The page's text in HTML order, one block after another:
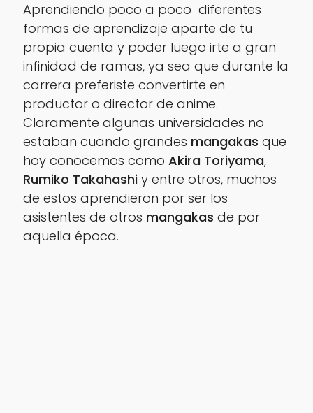
Aprendiendo poco a poco diferentes
formas de aprendizaje aparte de tu
propia cuenta y poder luego irte a gran
infinidad de ramas, ya sea que durante la
carrera preferiste convertirte en
productor o director de anime.
Claramente algunas universidades no
estaban cuando grandes mangakas que
hoy conocemos como Akira Toriyama,
Rumiko Takahashi y entre otros, muchos
de estos aprendieron por ser los
asistentes de otros mangakas de por
aquella época.